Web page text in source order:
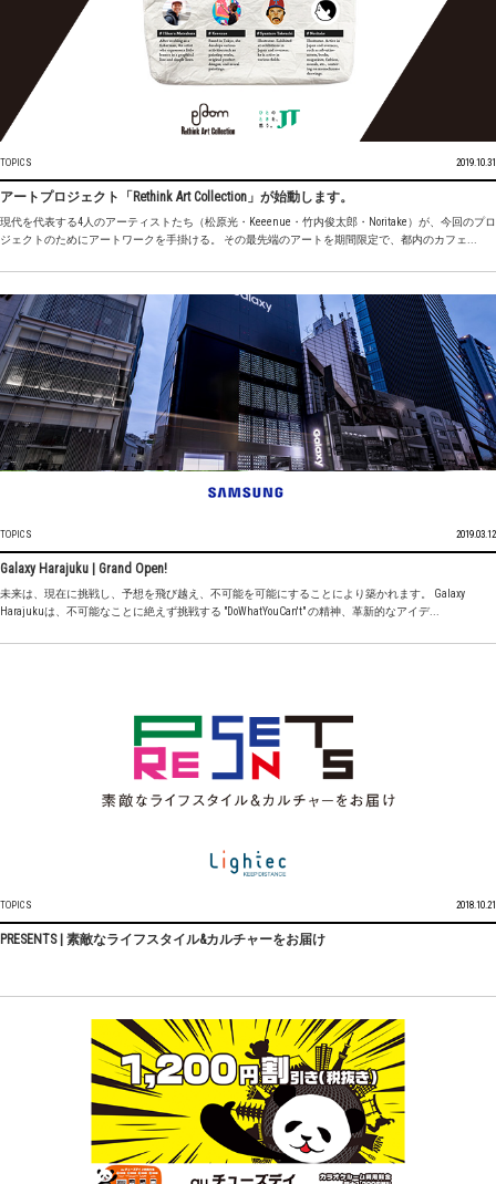
TOPICS 2019.10.31
アートプロジェクト「Rethink Art Collection」が始動します。
現代を代表する4人のアーティストたち（松原光・Keeenue・竹内俊太郎・Noritake）が、今回のプロ
ジェクトのためにアートワークを手掛ける。 その最先端のアートを期間限定で、都内のカフェ...
TOPICS 2019.03.12
Galaxy Harajuku | Grand Open!
未来は、現在に挑戦し、予想を飛び越え、不可能を可能にすることにより築かれます。 Galaxy
Harajukuは、不可能なことに絶えず挑戦する "DoWhatYouCan't" の精神、革新的なアイデ...
TOPICS 2018.10.21
PRESENTS | 素敵なライフスタイル&カルチャーをお届け